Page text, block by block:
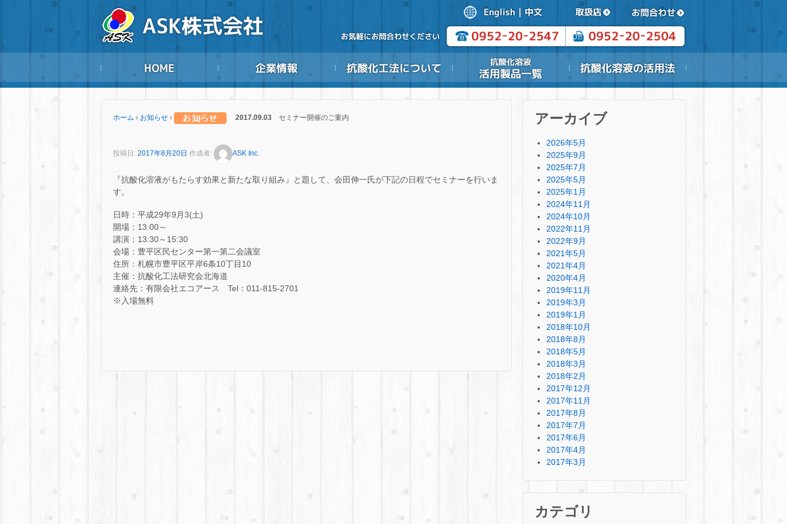
ホーム › お知らせ › 2017.09.03 セミナー開催のご案内
投稿日: 2017年8月20日 作成者: ASK Inc.
『抗酸化溶液がもたらす効果と新たな取り組み』と題して、会田伸一氏が下記の日程でセミナーを行いま
す。
日時：平成29年9月3(土)
開場：13:00～
講演：13:30～15:30
会場：豊平区民センター第一第二会議室
住所：札幌市豊平区平岸6条10丁目10
主催：抗酸化工法研究会北海道
連絡先：有限会社エコアース Tel：011-815-2701
※入場無料
アーカイブ
2026年5月
2025年9月
2025年7月
2025年5月
2025年1月
2024年11月
2024年10月
2022年11月
2022年9月
2021年5月
2021年4月
2020年4月
2019年11月
2019年3月
2019年1月
2018年10月
2018年8月
2018年5月
2018年3月
2018年2月
2017年12月
2017年11月
2017年8月
2017年7月
2017年6月
2017年4月
2017年3月
カテゴリ